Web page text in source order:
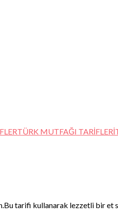
TÜRK MUTFAĞI TARİFLERİ
tarifi kullanarak lezzetli bir et